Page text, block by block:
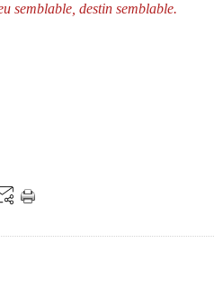
semblable, destin semblable.